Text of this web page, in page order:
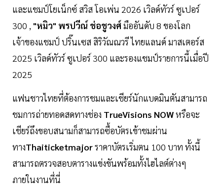
และแชมป์โยเน็กซ์ สวิส โอเพ่น 2026 เวิลด์ทัวร์ ซูเปอร์
300 , "หมิว" พรปวีณ์ ช่อชูวงศ์มืออันดับ 8 ของโลก
เจ้าของแชมป์ ปริ๊นเซส สิริวัณณวรี ไทยแลนด์ มาสเตอร์ส
2025 เวิลด์ทัวร์ ซูเปอร์ 300 และรองแชมป์รายการนี้เมื่อปี
2025
แฟนชาวไทยที่ต้องการชมและเชียร์นักแบดมินตันสามารถ
ชมการถ่ายทอดสดทางช่อง TrueVisions NOWหรือจะ
เชียร์ถึงขอบสนามก็สามารถซื้อบัตรเข้าชมผ่าน
ทางThaiticketmajorราคาบัตรเริ่มตน 100 บาท ทั้งนี้
สามารถตรวจสอบตารางแข่งขันพร้อมทั้งไฮไลต์ต่างๆ
ภายในงานที่นี่